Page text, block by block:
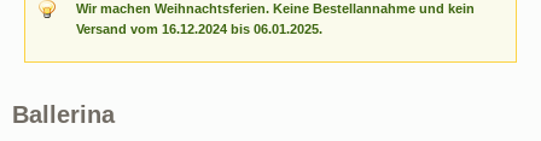
Wir machen Weihnachtsferien. Keine Bestellannahme und kein
Versand vom 16.12.2024 bis 06.01.2025.
Ballerina